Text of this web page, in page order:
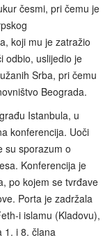
česmi, pri čemu je
koji mu je zatražio
odbio, uslijedio je
Srba, pri čemu
Beograda.
Istanbula, u
konferencija. Uoči
su sporazum o
Konferencija je
po kojem se tvrđave
Porta je zadržala
i islamu (Kladovu),
1. i 8. člana